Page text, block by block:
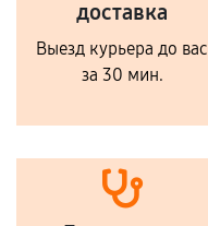
доставка
Выезд курьера до вас
за 30 мин.